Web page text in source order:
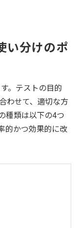
い分けのポ
。テストの目的
わせて、適切な方
種類は以下の4つ
的かつ効果的に改